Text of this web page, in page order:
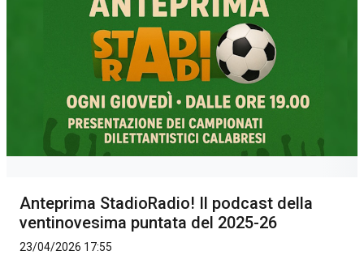
Anteprima StadioRadio! Il podcast della
ventinovesima puntata del 2025-26
23/04/2026 17:55